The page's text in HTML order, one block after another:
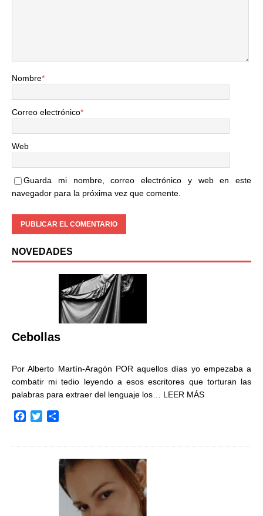
Nombre*
Correo electrónico*
Web
Guarda mi nombre, correo electrónico y web en este
navegador para la próxima vez que comente.
NOVEDADES
Cebollas
Por Alberto Martín-Aragón POR aquellos días yo empezaba a
combatir mi tedio leyendo a esos escritores que torturan las
palabras para extraer del lenguaje los… LEER MÁS
a
t